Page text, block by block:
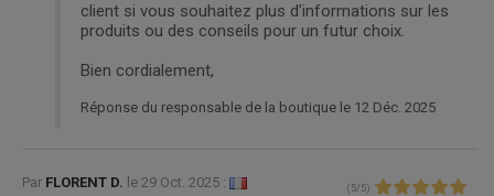
client si vous souhaitez plus d’informations sur les
produits ou des conseils pour un futur choix.
Bien cordialement,
Réponse du responsable de la boutique le 12 Déc. 2025
Par FLORENT D. le 29 Oct. 2025 : ( 5/ 5)